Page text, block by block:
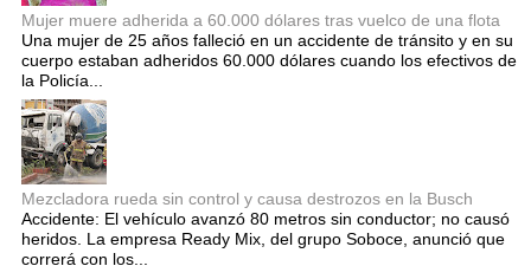
Mujer muere adherida a 60.000 dólares tras vuelco de una flota
Una mujer de 25 años falleció en un accidente de tránsito y en su
cuerpo estaban adheridos 60.000 dólares cuando los efectivos de
la Policía...
Mezcladora rueda sin control y causa destrozos en la Busch
Accidente: El vehículo avanzó 80 metros sin conductor; no causó
heridos. La empresa Ready Mix, del grupo Soboce, anunció que
correrá con los...